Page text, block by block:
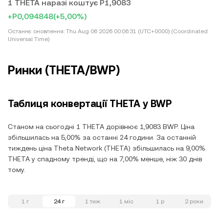
1 THETA наразі коштує P1,9083
+P0,094848(+5,00%)
Останнє оновлення: Thu Aug 06 2026 00:06:31 (UTC+0000) (Coordinated
Universal Time)
Ринки (THETA/BWP)
Таблиця конвертації THETA у BWP
Станом на сьогодні 1 THETA дорівнює 1,9083 BWP. Ціна
збільшилась на 5,00% за останні 24 години. За останній
тиждень ціна Theta Network (THETA) збільшилась на 9,00%.
THETA у спадному тренді, що на 7,00% менше, ніж 30 днів
тому.
1 г 24 г 1 тиж 1 міс 1 р 2 роки